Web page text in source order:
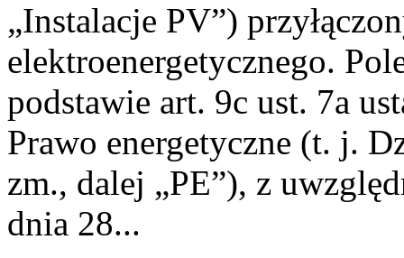
„Instalacje PV”)
elektroenergetycznego.
podstawie art. 9c ust. 7a
Prawo energetyczne (t. j.
zm., dalej „PE”), z
dnia 28...